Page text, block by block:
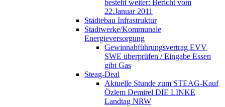
besteht weiter: Bericht vom
22.Januar 2011
Städtebau Infrastruktur
Stadtwerke/Kommunale
Energieversorgung
Gewinnabführungsvertrag EVV
SWE überprüfen / Eingabe Essen
gibt Gas
Steag-Deal
Aktuelle Stunde zum STEAG-Kauf
Özlem Demirel DIE LINKE
Landtag NRW